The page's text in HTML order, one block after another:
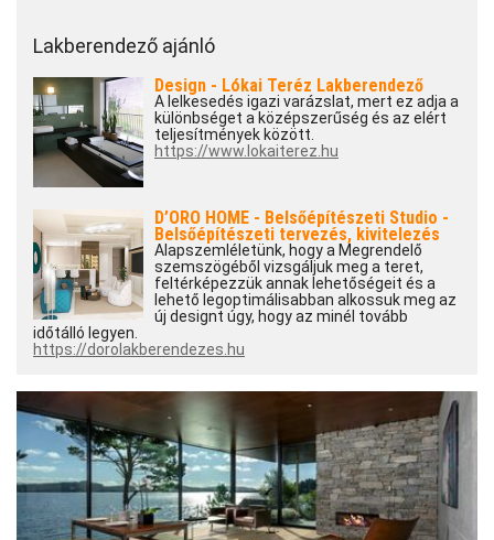
Lakberendező ajánló
Design - Lókai Teréz Lakberendező
A lelkesedés igazi varázslat, mert ez adja a
különbséget a középszerűség és az elért
teljesítmények között.
https://www.lokaiterez.hu
D’ORO HOME - Belsőépítészeti Studio -
Belsőépítészeti tervezés, kivitelezés
Alapszemléletünk, hogy a Megrendelő
szemszögéből vizsgáljuk meg a teret,
feltérképezzük annak lehetőségeit és a
lehető legoptimálisabban alkossuk meg az
új designt úgy, hogy az minél tovább
időtálló legyen.
https://dorolakberendezes.hu